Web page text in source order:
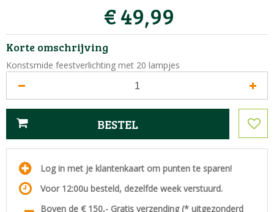
€49,99
Korte omschrijving
Konstsmide feestverlichting met 20 lampjes
Log in met je klantenkaart om punten te sparen!
Voor 12:00u besteld, dezelfde week verstuurd.
Boven de € 150,- Gratis verzending (* uitgezonderd